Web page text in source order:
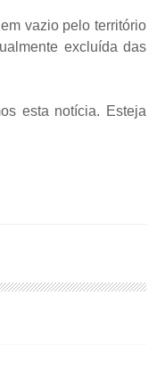
vazio pelo território
excluída das
esta notícia. Esteja